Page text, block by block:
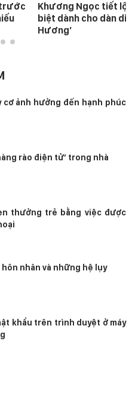
trước
Khương Ngọc tiết lộ
biệt dành cho dàn
Hương’
cơ ảnh hưởng đến hạnh phúc
rào điện tử’ trong nhà
thưởng trẻ bằng việc được
nhân và những hệ lụy
khẩu trên trình duyệt ở máy